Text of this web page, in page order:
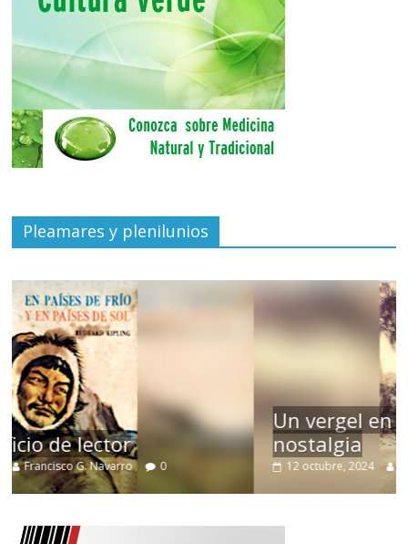
Pleamares y plenilunios
Un vergel en las nieblas de la
nostalgia
12 octubre, 2024 Francisco G. Navarro 0